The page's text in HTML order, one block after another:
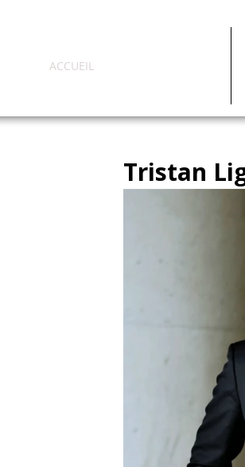
ACCUEIL
Tristan